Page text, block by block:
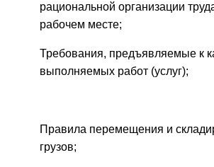
рациональной организации
рабочем месте;
Требования, предъявляемые к
выполняемых работ (услуг);
Правила перемещения и
грузов;